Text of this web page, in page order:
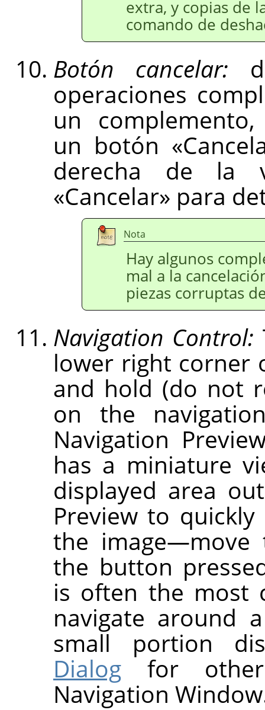
extra, y copias de
comando de
Botón cancelar:
operaciones
un
un botón
derecha de la
«Cancelar» para
Nota
Hay algunos
mal a la
piezas corruptas
Navigation Control:
lower right corner
and hold (do not
on the
Navigation
has a miniature
displayed area
Preview to
the image—move
the button
is often the most
navigate around
small portion
Dialog for
Navigation